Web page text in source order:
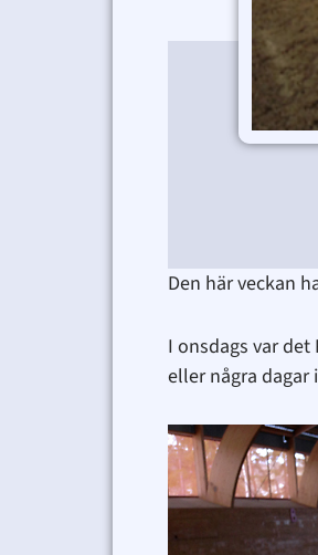
Den här veckan
I onsdags var
eller några dagar